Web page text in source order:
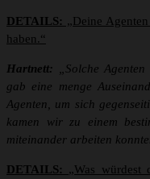
DETAILS: „Deine
haben.“
Hartnett: „Solche
gab eine menge
Agenten, um sich
kamen wir zu einem
miteinander arbeiten
DETAILS:
„Was würdest